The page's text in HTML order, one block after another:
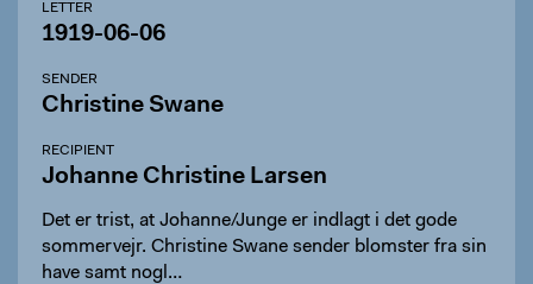
LETTER
1919-06-06
SENDER
Christine Swane
RECIPIENT
Johanne Christine Larsen
Det er trist, at Johanne/Junge er indlagt i det gode
sommervejr. Christine Swane sender blomster fra sin
have samt nogl…